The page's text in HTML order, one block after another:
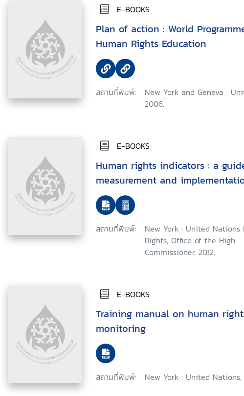
E-BOOKS
Plan of action : World Programme for
Human Rights Education
สถานที่พิมพ์:
New York and Geneva :
2006.
E-BOOKS
Human rights indicators : a
measurement and
สถานที่พิมพ์:
New York : United Nations
Rights, Office of the High
Commissioner, 2012.
E-BOOKS
Training manual on human
monitoring
สถานที่พิมพ์: New York : United Nations,